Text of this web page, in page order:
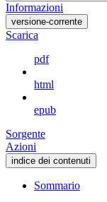
Informazioni
versione-corrente
Scarica
pdf
html
epub
Sorgente
Azioni
indice dei contenuti
Sommario